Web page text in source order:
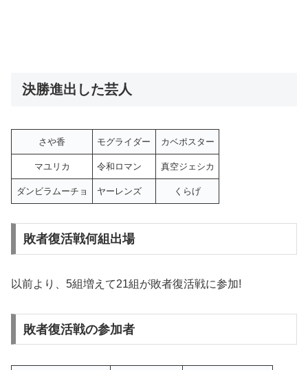
決勝進出した芸人
さや香 モグライダー カベポスター
マユリカ 令和ロマン 真空ジェシカ
ダンビラムーチョ ヤーレンズ くらげ
敗者復活戦何組出場
以前より、5組増えて21組が敗者復活戦に参加!
敗者復活戦の参加者